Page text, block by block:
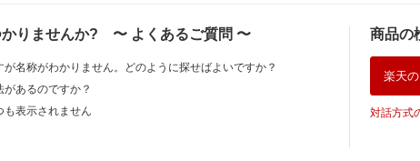
りませんか? 〜 よくあるご質問 〜
名称がわかりません。どのように探せばよいですか？
あるのですか？
も表示されません
商品の
楽天
対話方式